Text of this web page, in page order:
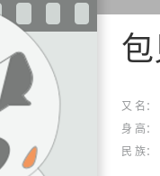
又 名：
身 高：
民 族：